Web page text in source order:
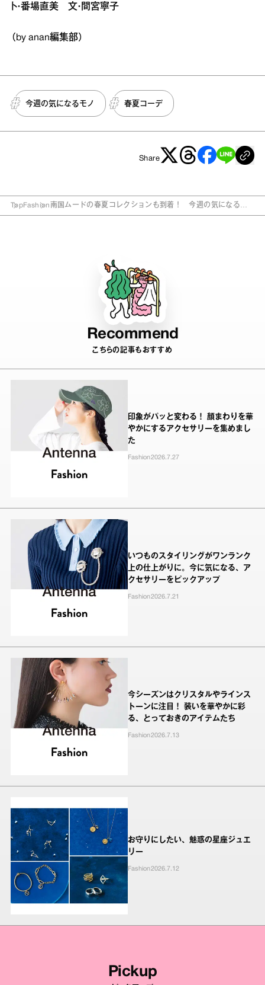
ト・番場直美 文・間宮寧子
（by anan編集部）
今週の気になるモノ 春夏コーデ
Share
TopFashion 南国ムードの春夏コレクションも到着！ 今週の気になるモ
Recommend
こちらの記事もおすすめ
印象がパッと変わる！ 顔まわりを華
やかにするアクセサリーを集めまし
た
Fashion2026.7.27
いつものスタイリングがワンランク
上の仕上がりに。今に気になる、ア
クセサリーをピックアップ
Fashion2026.7.21
今シーズンはクリスタルやラインス
トーンに注目！ 装いを華やかに彩
る、とっておきのアイテムたち
Fashion2026.7.13
お守りにしたい、魅惑の星座ジュエ
リー
Fashion2026.7.12
Pickup